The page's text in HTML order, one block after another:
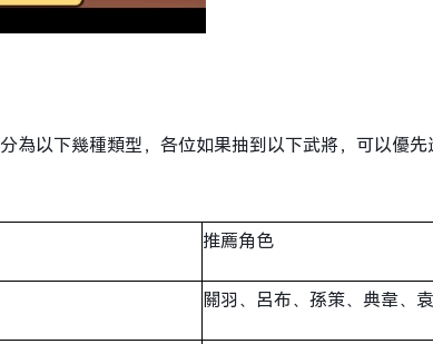
為以下幾種類型，各位如果抽到以下武將，可以優
推薦角色
關羽、呂布、孫策、典韋、